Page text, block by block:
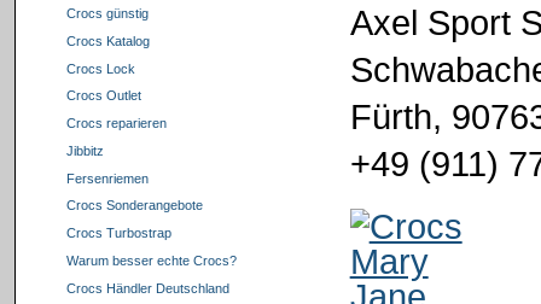
Crocs günstig
Crocs Katalog
Crocs Lock
Crocs Outlet
Crocs reparieren
Jibbitz
Fersenriemen
Crocs Sonderangebote
Crocs Turbostrap
Warum besser echte Crocs?
Crocs Händler Deutschland
Axel Sport
Fürth,
+49 (911)